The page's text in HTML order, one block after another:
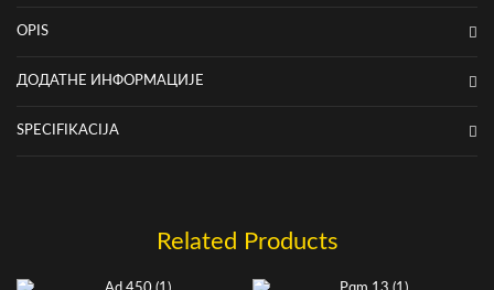
OPIS
ДОДАТНЕ ИНФОРМАЦИЈЕ
SPECIFIKACIJA
Related Products